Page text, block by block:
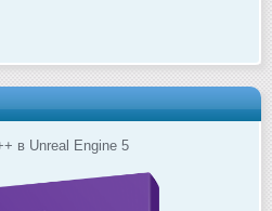
в Unreal Engine 5